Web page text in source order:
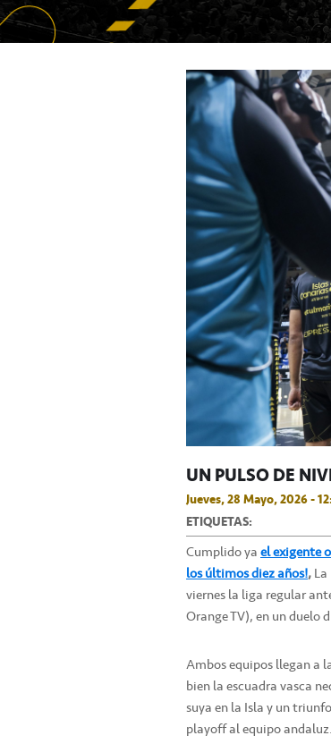
UN PULSO DE
Jueves, 28 Mayo, 2026 -
ETIQUETAS:
Cumplido yael exigente
los últimos diez años!,
viernes la liga regular
Orange TV), en un duelo
Ambos equipos llegan a
bien la escuadra vasca
suya en la Isla y un
playoff al equipo andaluz.